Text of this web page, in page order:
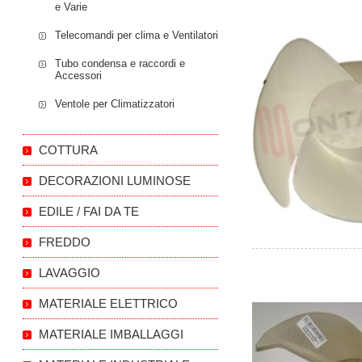
e Varie
Telecomandi per clima e Ventilatori
Tubo condensa e raccordi e
Accessori
Ventole per Climatizzatori
COTTURA
DECORAZIONI LUMINOSE
EDILE / FAI DA TE
FREDDO
LAVAGGIO
MATERIALE ELETTRICO
MATERIALE IMBALLAGGI